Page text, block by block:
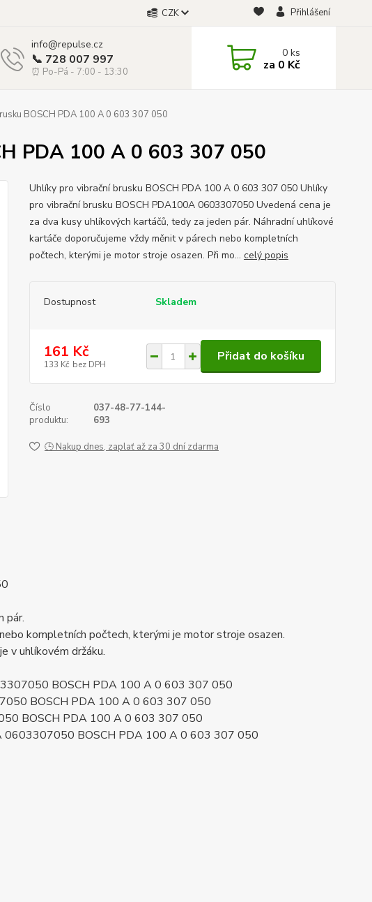
CZK Přihlášení
info@repulse.cz
📞 728 007 997
⏰ Po-Pá - 7:00 - 13:30
0ks
za 0 Kč
BOSCH PDA 100 A 0 603 307 050
PDA 100 A 0 603 307 050
Uhlíky pro vibrační brusku BOSCH PDA 100 A 0 603 307 050 Uhlíky
pro vibrační brusku BOSCH PDA100A 0603307050 Uvedená cena je
za dva kusy uhlíkových kartáčů, tedy za jeden pár. Náhradní uhlíkové
kartáče doporučujeme vždy měnit v párech nebo kompletních
počtech, kterými je motor stroje osazen. Při mo... celý popis
Dostupnost Skladem
161 Kč
133 Kč bez DPH
Přidat do košíku
Číslo
produktu:
037-48-77-144-
693
🕒 Nakup dnes, zaplať až za 30 dní zdarma
pár.
kompletních počtech, kterými je motor stroje osazen.
v uhlíkovém držáku.
BOSCH PDA 100 A 0 603 307 050
BOSCH PDA 100 A 0 603 307 050
BOSCH PDA 100 A 0 603 307 050
0603307050 BOSCH PDA 100 A 0 603 307 050